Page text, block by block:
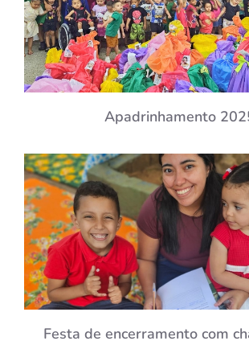
Apadrinhamento
Festa de encerramento com